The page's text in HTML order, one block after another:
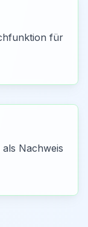
für
Nachweis